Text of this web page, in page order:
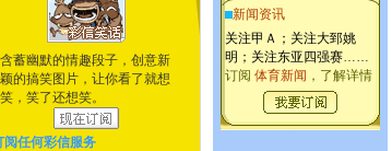
含蓄幽默的情趣段子，创意新
颖的搞笑图片，让你看了就想
笑，笑了还想笑。
阅任何彩信服务
新闻资讯
关注甲Ａ；关注大郅姚
明；关注东亚四强赛……
订阅 体育新闻 ，了解详情